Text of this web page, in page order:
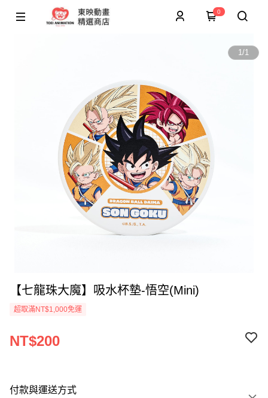
0
1/1
【七龍珠大魔】吸水杯墊-悟空(Mini)
超取滿NT$1,000免運
NT$200
付款與運送方式